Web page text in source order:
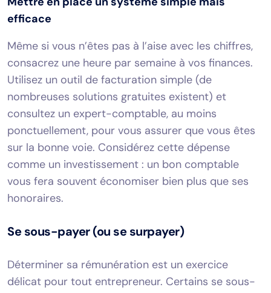
efficace
Même si vous n’êtes pas à l’aise avec les chiffres,
consacrez une heure par semaine à vos finances.
Utilisez un outil de facturation simple (de
nombreuses solutions gratuites existent) et
consultez un expert-comptable, au moins
ponctuellement, pour vous assurer que vous êtes
sur la bonne voie. Considérez cette dépense
comme un investissement : un bon comptable
vous fera souvent économiser bien plus que ses
honoraires.
Se sous-payer (ou se surpayer)
Déterminer sa rémunération est un exercice
délicat pour tout entrepreneur. Certains se sous-